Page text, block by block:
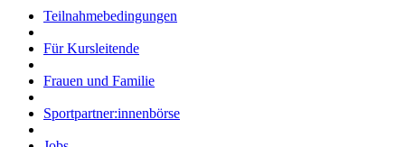
Teilnahmebedingungen
Für Kursleitende
Frauen und Familie
Sportpartner:innenbörse